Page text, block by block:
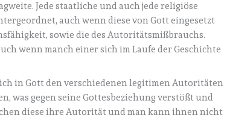
Jede staatliche und auch jede religiöse
auch wenn diese von Gott eingesetzt
sowie die des Autoritätsmißbrauchs.
wenn manch einer sich im Laufe der Geschichte
in Gott den verschiedenen legitimen Autoritäten
was gegen seine Gottesbeziehung verstößt und
diese ihre Autorität und man kann ihnen nicht